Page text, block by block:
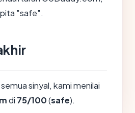
"safe".
sinyal, kami menilai
di 75/100(safe).